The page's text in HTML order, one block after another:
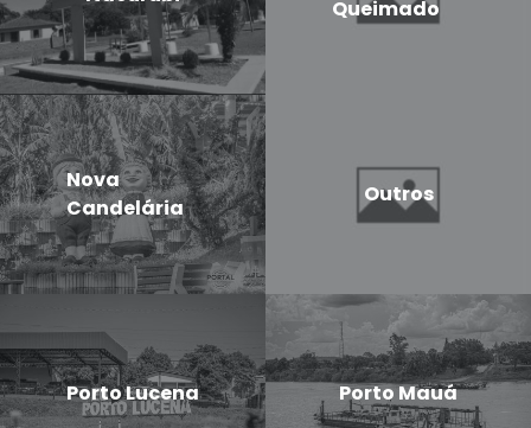
Queimado
Nova
Candelária
Outros
Porto Lucena Porto Mauá